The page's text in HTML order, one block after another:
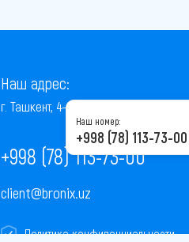
Наш адрес:
г. Ташкент, 4-й проезд Ниёзбек Йули, 7
+998 (78) 113-73-00
client@bronix.uz
Политика конфиденциальности
Наш номер:
+998 (78) 113-73-00